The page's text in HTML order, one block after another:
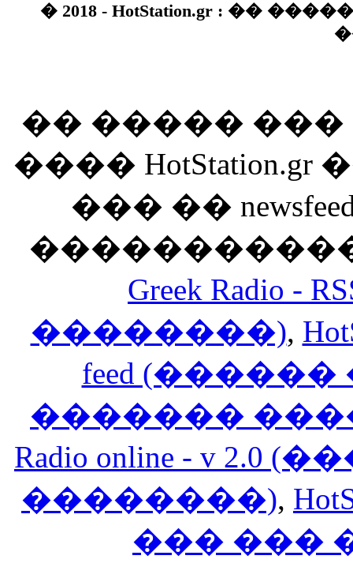
� 2018 - HotStation.gr : ��
�� �����
����
��� ��
Greek Radio
��������),
feed
�������
Radio online - v
��������),
��� ���